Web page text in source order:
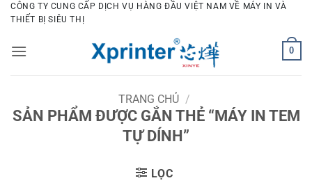
Bỏ
qua
dung
CÔNG TY CUNG CẤP DỊCH VỤ HÀNG ĐẦU VIỆT NAM VỀ MÁY IN VÀ
THIẾT BỊ SIÊU THỊ
0
TRANG CHỦ /
SẢN PHẨM ĐƯỢC GẮN THẺ “MÁY IN TEM
TỰ DÍNH”
LỌC